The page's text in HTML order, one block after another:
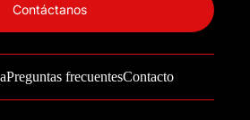
Preguntas frecuentesContacto
Contáctanos